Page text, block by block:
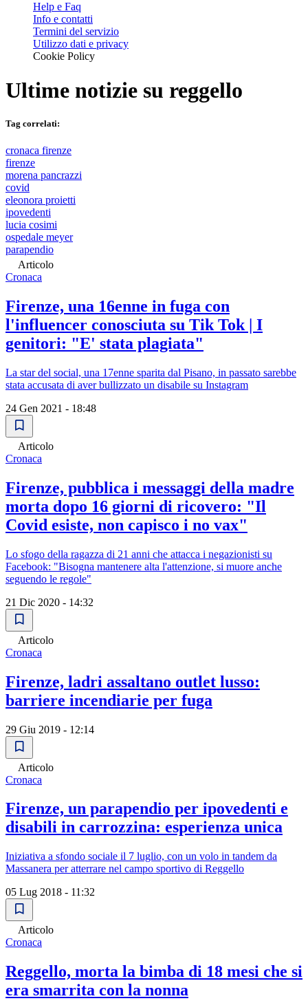
Help e Faq
Info e contatti
Termini del servizio
Utilizzo dati e privacy
Cookie Policy
Ultime notizie su reggello
Tag correlati:
cronaca firenze
firenze
morena pancrazzi
covid
eleonora proietti
ipovedenti
lucia cosimi
ospedale meyer
parapendio
Articolo
Cronaca
Firenze, una 16enne in fuga con
l'influencer conosciuta su Tik Tok | I
genitori: "E' stata plagiata"
La star del social, una 17enne sparita dal Pisano, in passato sarebbe
stata accusata di aver bullizzato un disabile su Instagram
24 Gen 2021 - 18:48
Articolo
Cronaca
Firenze, pubblica i messaggi della madre
morta dopo 16 giorni di ricovero: "Il
Covid esiste, non capisco i no vax"
Lo sfogo della ragazza di 21 anni che attacca i negazionisti su
Facebook: "Bisogna mantenere alta l'attenzione, si muore anche
seguendo le regole"
21 Dic 2020 - 14:32
Articolo
Cronaca
Firenze, ladri assaltano outlet lusso:
barriere incendiarie per fuga
29 Giu 2019 - 12:14
Articolo
Cronaca
Firenze, un parapendio per ipovedenti e
disabili in carrozzina: esperienza unica
Iniziativa a sfondo sociale il 7 luglio, con un volo in tandem da
Massanera per atterrare nel campo sportivo di Reggello
05 Lug 2018 - 11:32
Articolo
Cronaca
Reggello, morta la bimba di 18 mesi che si
era smarrita con la nonna